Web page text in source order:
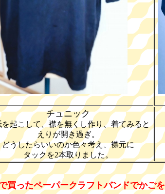
チュニック
を起こして、襟を無くし作り、着てみると
えりが開き過ぎ。
どうしたらいいのか色々考え、襟元に
タックを2本取りました。
買ったペーパークラフトバンドでかご